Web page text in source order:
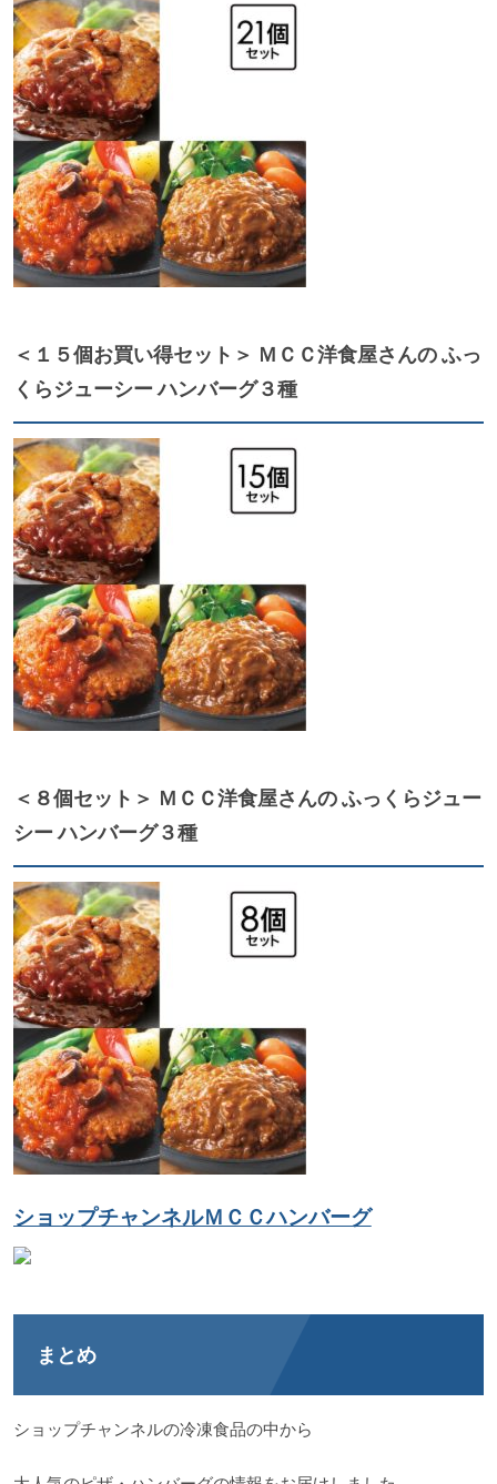
＜１５個お買い得セット＞ ＭＣＣ洋食屋さんの ふっ
くらジューシー ハンバーグ３種
＜８個セット＞ ＭＣＣ洋食屋さんの ふっくらジュー
シー ハンバーグ３種
ショップチャンネルＭＣＣハンバーグ
まとめ
ショップチャンネルの冷凍食品の中から